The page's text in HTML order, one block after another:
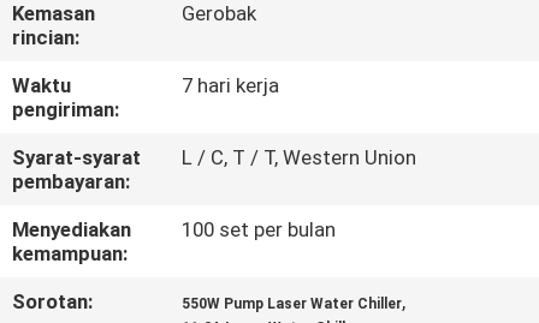
TUR
PABRIK
KONTROL
KUALITAS
HUBUNGI
KAMI
Kemasan
rincian:
Gerobak
Waktu
pengiriman:
7 hari kerja
Syarat-syarat
pembayaran:
L / C, T / T, Western Union
Menyediakan
kemampuan:
100 set per bulan
Sorotan: 550W Pump Laser Water Chiller,